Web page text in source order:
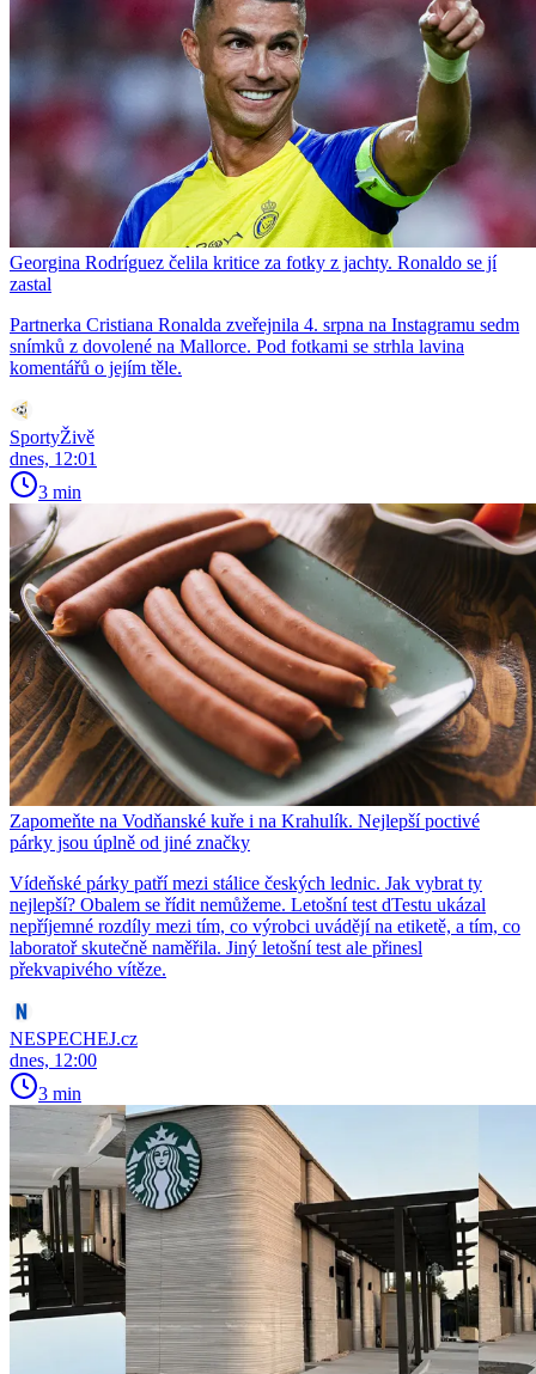
Georgina Rodríguez čelila kritice za fotky z jachty. Ronaldo se jí
zastal
Partnerka Cristiana Ronalda zveřejnila 4. srpna na Instagramu sedm
snímků z dovolené na Mallorce. Pod fotkami se strhla lavina
komentářů o jejím těle.
SportyŽivě
dnes, 12:01
3 min
Zapomeňte na Vodňanské kuře i na Krahulík. Nejlepší poctivé
párky jsou úplně od jiné značky
Vídeňské párky patří mezi stálice českých lednic. Jak vybrat ty
nejlepší? Obalem se řídit nemůžeme. Letošní test dTestu ukázal
nepříjemné rozdíly mezi tím, co výrobci uvádějí na etiketě, a tím, co
laboratoř skutečně naměřila. Jiný letošní test ale přinesl
překvapivého vítěze.
NESPECHEJ.cz
dnes, 12:00
3 min